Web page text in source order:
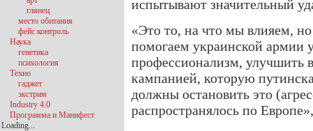
испытывают значительный
«Это то, на что мы влияем,
помогаем украинской армии
профессионализм, улучшить
кампанией, которую
должны остановить это
распространялось по
глянец
место обитания
фейс контроль
Наука
генетика
психология
Техно
гаджет
экстрим
Industry 4.0
Программа и Манифест
Loading...